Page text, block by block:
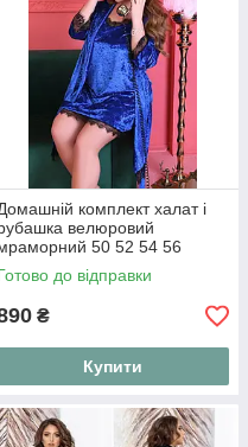
комплект халат і
велюровий
50 52 54 56
до відправки
₴
Купити